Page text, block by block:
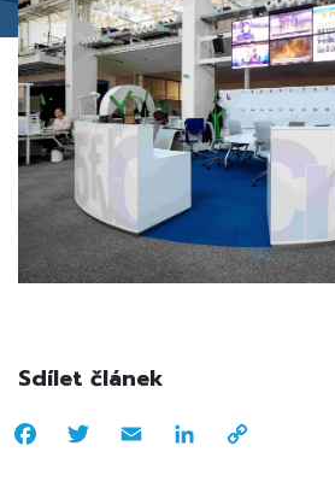
Sdílet článek
FacebookTwitterEmail LinkedIn
Copy